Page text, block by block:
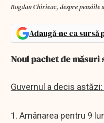
Bogdan Chirieac, despre
Adaugă-ne ca
Noul pachet de măsuri
Guvernul a decis astăzi:
1. Amânarea pentru 9